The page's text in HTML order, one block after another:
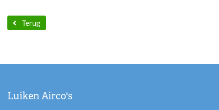
Terug
Luiken Airco's